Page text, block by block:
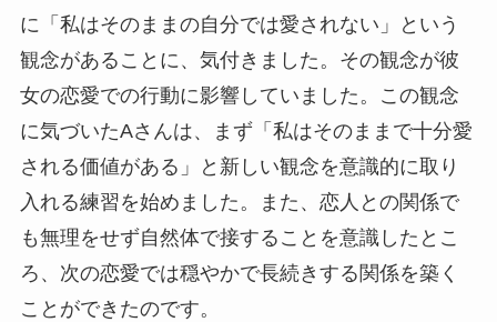
に「私はそのままの自分では愛されない」という
観念があることに、気付きました。その観念が彼
女の恋愛での行動に影響していました。この観念
に気づいたAさんは、まず「私はそのままで十分愛
される価値がある」と新しい観念を意識的に取り
入れる練習を始めました。また、恋人との関係で
も無理をせず自然体で接することを意識したとこ
ろ、次の恋愛では穏やかで長続きする関係を築く
ことができたのです。